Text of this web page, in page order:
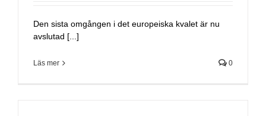
Den sista omgången i det europeiska kvalet är nu
avslutad [...]
Läs mer 0